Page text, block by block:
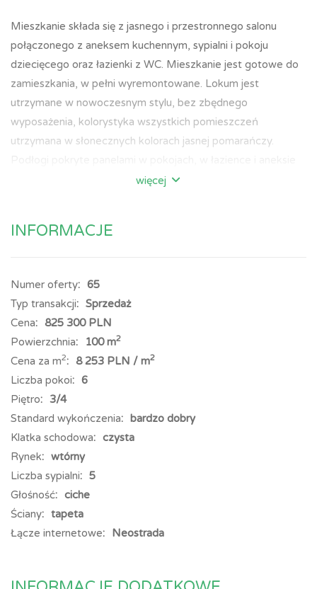
Mieszkanie składa się z jasnego i przestronnego salonu
połączonego z aneksem kuchennym, sypialni i pokoju
dziecięcego oraz łazienki z WC. Mieszkanie jest gotowe do
zamieszkania, w pełni wyremontowane. Lokum jest
utrzymane w nowoczesnym stylu, bez zbędnego
wyposażenia, kolorystyka wszystkich pomieszczeń
utrzymana w słonecznych kolorach jasnej pomarańczy.
kuchennym płytkami ceramicznymi. Na wyposażeniu nowe
wanną, jak i brodzikiem, płytki w morskim odcieniu. Kuchnia
Dodatkowymi atutami lokum są Internet, TV kablowa oraz
jego położenie w kameralnej, cichej okolicy. Dużą zaletą jest
ogródek przy budynku, ogrodzony, wyłącznie dla
sklep wielobranżowy, przystanek autobusowy.
Mieszkanie idealne dla małżeństwa z dzieckiem!
Polecamy i zapraszamy na prezentację
Treść niniejszego ogłoszenia nie stanowi oferty handlowej w rozumieniu
Kodeksu Cywilnego.
więcej
INFORMACJE
Numer oferty
65
Typ transakcji
Sprzedaż
Cena
825 300 PLN
Powierzchnia
100 m2
Cena za m2 8 253 PLN / m2
Liczba pokoi
6
Piętro
3/4
Standard wykończenia
bardzo dobry
Klatka schodowa
czysta
Rynek
wtórny
Liczba sypialni
5
Głośność
ciche
Ściany
tapeta
Łącze internetowe
Neostrada